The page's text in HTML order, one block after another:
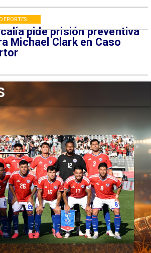
pide prisión preventiva
Michael Clark en Caso
DEPORTES